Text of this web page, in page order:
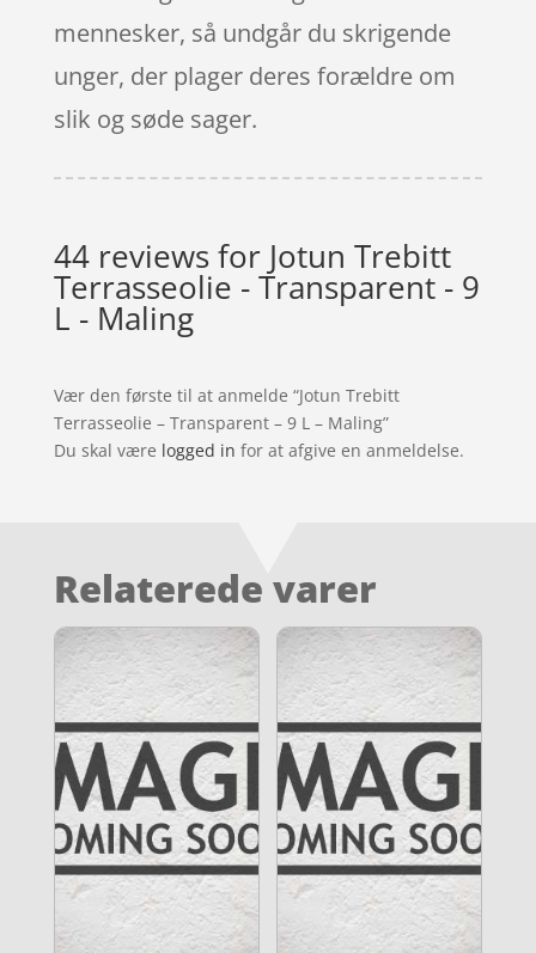
mennesker, så undgår du skrigende
unger, der plager deres forældre om
slik og søde sager.
44 reviews for Jotun Trebitt
Terrasseolie - Transparent - 9
L - Maling
Vær den første til at anmelde “Jotun Trebitt
Terrasseolie – Transparent – 9 L – Maling”
Du skal være logged in for at afgive en anmeldelse.
Relaterede varer